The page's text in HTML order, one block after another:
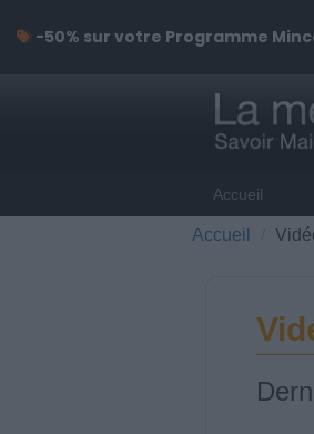
Accueil
Accueil
-50% sur votre Programme